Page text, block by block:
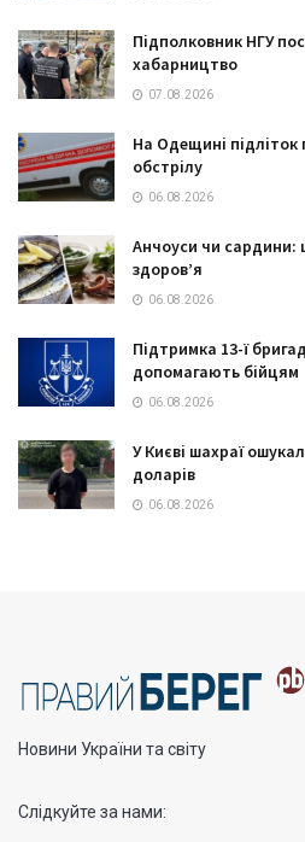
Підполковник НГУ
хабарництво
07.08.2026
На Одещині
обстрілу
06.08.2026
Анчоуси чи сардини:
здоров’я
06.08.2026
Підтримка 13-ї
допомагають бійцям
06.08.2026
У Києві шахраї
доларів
06.08.2026
Новини України та світу
Слідкуйте за нами: